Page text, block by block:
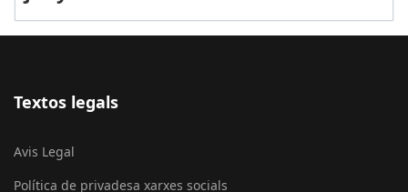
Textos legals
Avis Legal
Política de privadesa xarxes socials